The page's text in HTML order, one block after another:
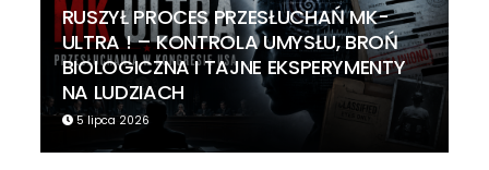
RUSZYŁ PROCES PRZESŁUCHAŃ MK-
ULTRA ! – KONTROLA UMYSŁU, BROŃ
BIOLOGICZNA I TAJNE EKSPERYMENTY
NA LUDZIACH
5 lipca 2026